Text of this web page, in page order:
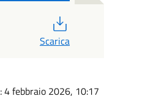
Scarica
: 4 febbraio 2026, 10:17